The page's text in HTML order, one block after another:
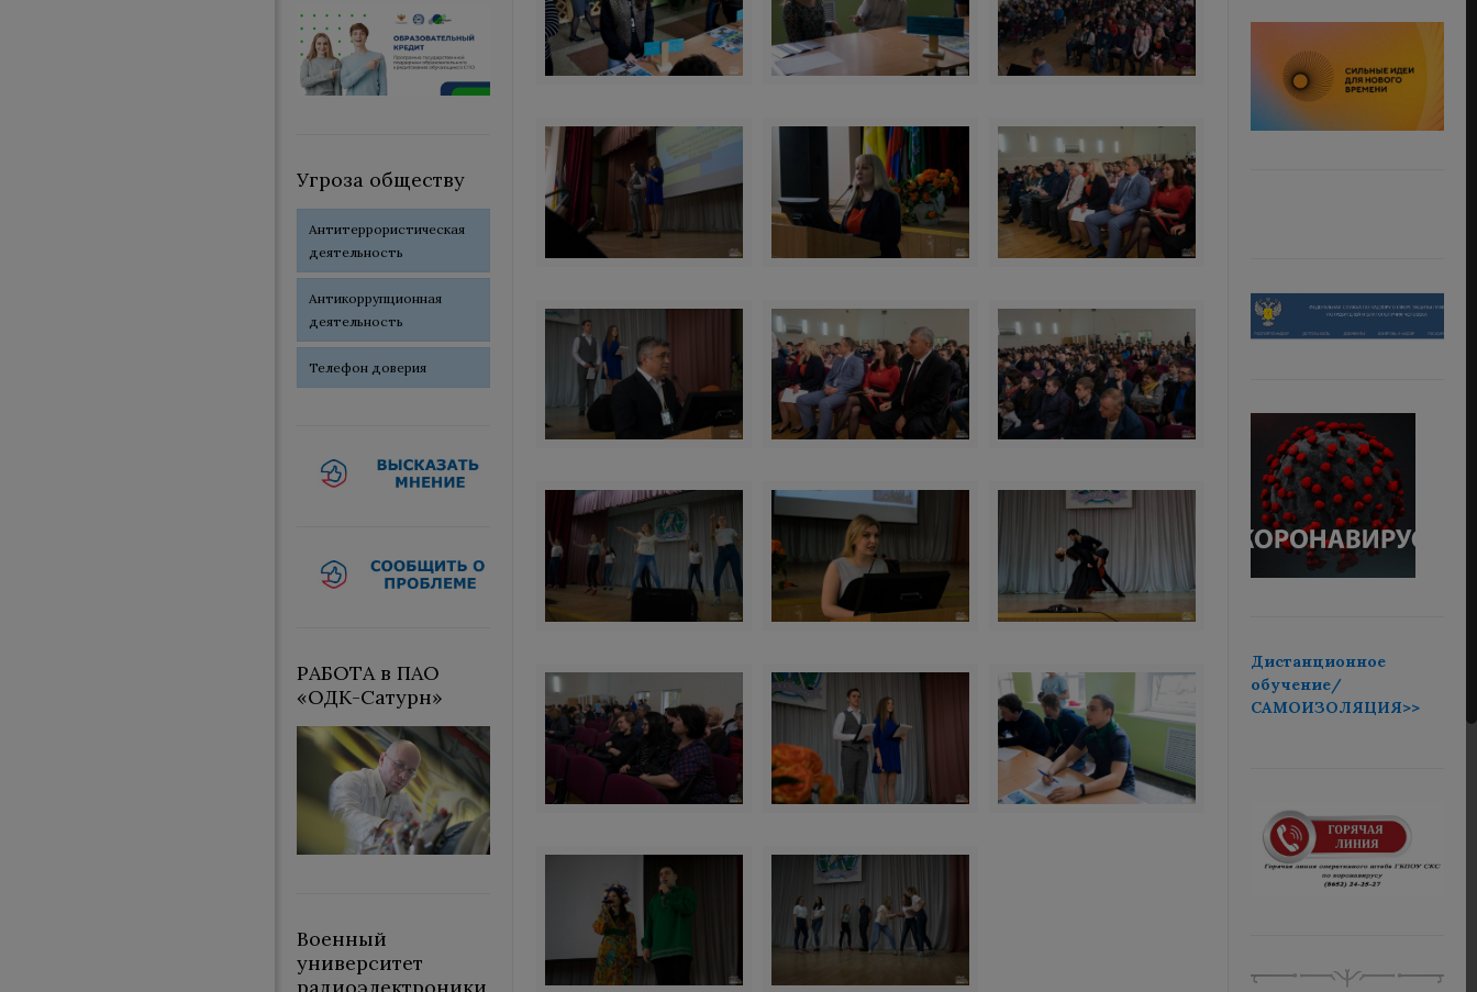
Угроза обществу
Антитеррористическая
деятельность
Антикоррупционная
деятельность
Телефон доверия
РАБОТА в ПАО
«ОДК-Сатурн»
Военный
университет
Дистанционное
обучение/
САМОИЗОЛЯЦИЯ>>